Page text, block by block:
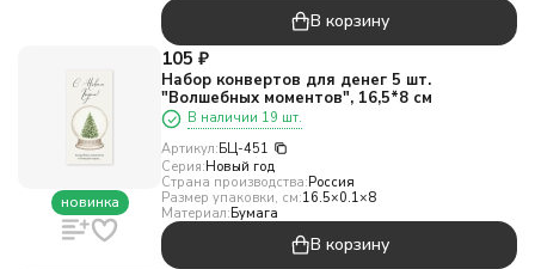
В корзину
новинка
105 ₽
Набор конвертов для денег 5 шт.
"Волшебных моментов", 16,5*8 см
В наличии 19 шт.
Артикул:БЦ-451
Серия:Новый год
Страна производства:Россия
Размер упаковки, см:16.5×0.1×8
Материал:Бумага
В корзину